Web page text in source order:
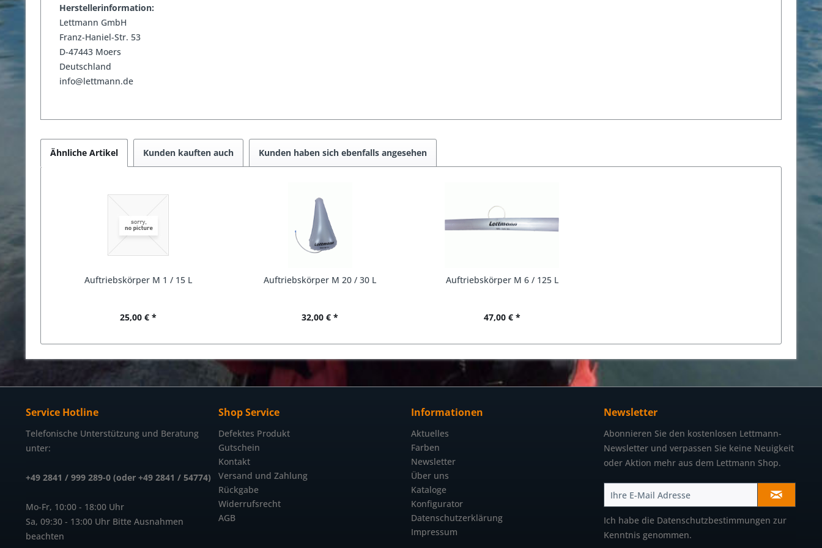
Herstellerinformation:
Lettmann GmbH
Franz-Haniel-Str. 53
D-47443 Moers
Deutschland
info@lettmann.de
Ähnliche Artikel Kunden kauften auch Kunden haben sich ebenfalls angesehen
Auftriebskörper M 1 / 15 L
25,00 € *
Auftriebskörper M 20 / 30 L
32,00 € *
Auftriebskörper M 6 / 125 L
47,00 € *
Service Hotline
Telefonische Unterstützung und Beratung
unter:
+49 2841 / 999 289-0 (oder +49 2841 / 54774)
Mo-Fr, 10:00 - 18:00 Uhr
Sa, 09:30 - 13:00 Uhr Bitte Ausnahmen
beachten
Shop Service
Defektes Produkt
Gutschein
Kontakt
Versand und Zahlung
Rückgabe
Widerrufsrecht
AGB
Informationen
Aktuelles
Farben
Newsletter
Über uns
Kataloge
Konfigurator
Datenschutzerklärung
Impressum
Newsletter
Abonnieren Sie den kostenlosen Lettmann-
Newsletter und verpassen Sie keine Neuigkeit
oder Aktion mehr aus dem Lettmann Shop.
Ich habe die Datenschutzbestimmungen zur
Kenntnis genommen.